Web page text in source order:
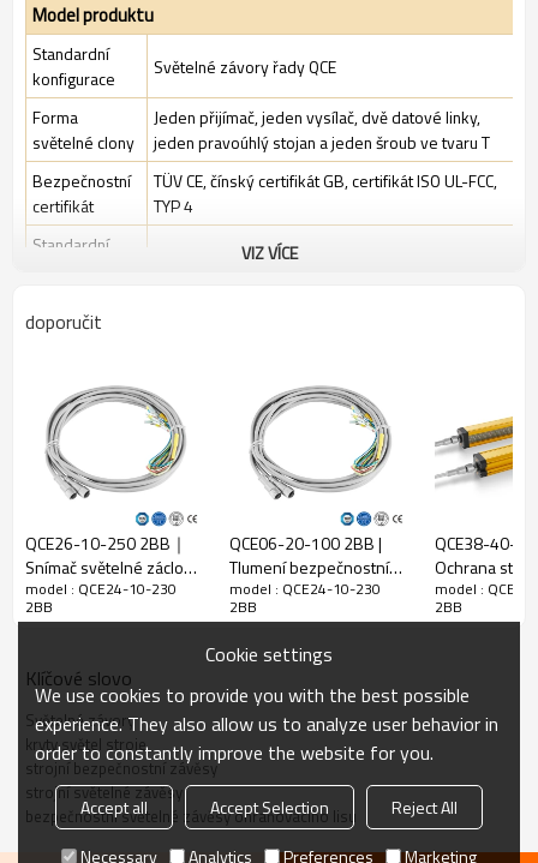
Model produktu
Standardní
konfigurace
Světelné závory řady QCE
Forma
světelné clony
Jeden přijímač, jeden vysílač, dvě datové linky,
jeden pravoúhlý stojan a jeden šroub ve tvaru T
Bezpečnostní
certifikát
TÜV CE, čínský certifikát GB, certifikát ISO UL-FCC,
TYP 4
Standardní
Standardní průmyslové prostředí
Funkce
rozlišení
Zkontrolujte
přesnost
18 mm
Počet paprsků
24
výška
230 mm
Celkový
rozměr
30 mm * 30 mm * L, L je délka vysílače a přijímače.
vzdálenost
30-6000 mm
Doba odezvy ≤15 ms
Mechanická data
Domovní
materiál
Hliníkové slitiny
VIZ VÍCE
doporučit
QCE26-10-250 2BB｜
Snímač světelné záclony
｜DADISICK
model : QCE24-10-230
2BB
QCE06-20-100 2BB |
Tlumení bezpečnostního
světelného závěsu |
DADISICK
model : QCE24-10-230
2BB
QCE38-40-
Ochrana
světelné
DADISICK
model :
2BB
Klíčové slovo
Světelné závory
kryty světel stroje
strojní bezpečnostní závěsy
strojní světelné závěsy
bezpečnostní světelné závěsy ohraňovacího lisu
Cookie settings
We use cookies to provide you with the best possible
experience. They also allow us to analyze user behavior in
order to constantly improve the website for you.
Accept all Accept Selection
Reject All
Necessary
Analytics Preferences Marketing